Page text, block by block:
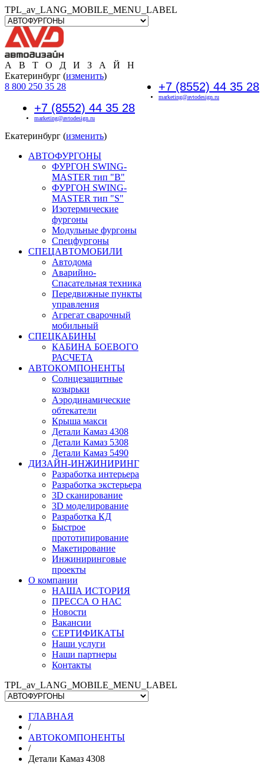
TPL_av_LANG_MOBILE_MENU_LABEL
А В Т О Д И З А Й Н
+7 (8552) 44 35 28
marketing@avtodesign.ru
Екатеринбург (изменить)
8 800 250 35 28
+7 (8552) 44 35 28
marketing@avtodesign.ru
Екатеринбург (изменить)
АВТОФУРГОНЫ
ФУРГОН SWING-
MASTER тип "B"
ФУРГОН SWING-
MASTER тип "S"
Изотермические
фургоны
Модульные фургоны
Спецфургоны
СПЕЦАВТОМОБИЛИ
Автодома
Аварийно-
Спасательная техника
Передвижные пункты
управления
Агрегат сварочный
мобильный
СПЕЦКАБИНЫ
КАБИНА БОЕВОГО
РАСЧЕТА
АВТОКОМПОНЕНТЫ
Солнцезащитные
козырьки
Аэродинамические
обтекатели
Крыша макси
Детали Камаз 4308
Детали Камаз 5308
Детали Камаз 5490
ДИЗАЙН-ИНЖИНИРИНГ
Разработка интерьера
Разработка экстерьера
3D сканирование
3D моделирование
Разработка КД
Быстрое
прототипирование
Макетирование
Инжиниринговые
проекты
О компании
НАША ИСТОРИЯ
ПРЕССА О НАС
Новости
Вакансии
СЕРТИФИКАТЫ
Наши услуги
Наши партнеры
Контакты
TPL_av_LANG_MOBILE_MENU_LABEL
ГЛАВНАЯ
/
АВТОКОМПОНЕНТЫ
/
Детали Камаз 4308